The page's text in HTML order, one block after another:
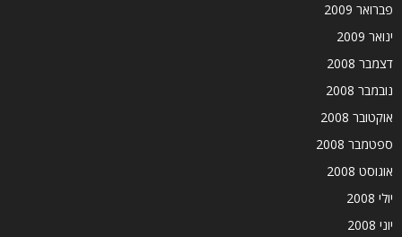
פברואר 2009
ינואר 2009
דצמבר 2008
נובמבר 2008
אוקטובר 2008
ספטמבר 2008
אוגוסט 2008
יולי 2008
יוני 2008